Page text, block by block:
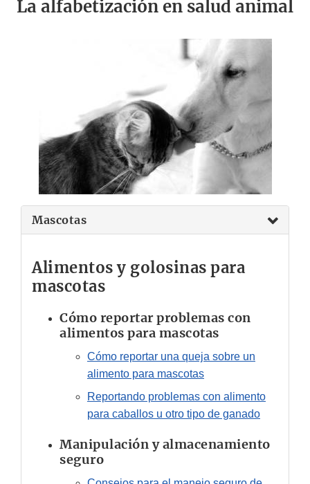
La alfabetización en salud animal
Mascotas
Alimentos y golosinas para
mascotas
Cómo reportar problemas con
alimentos para mascotas
Cómo reportar una queja sobre un
alimento para mascotas
Reportando problemas con alimento
para caballos u otro tipo de ganado
Manipulación y almacenamiento
seguro